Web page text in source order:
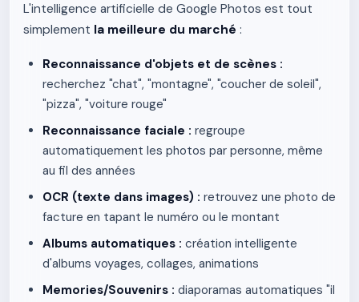
L'intelligence artificielle de Google Photos est tout
simplement la meilleure du marché :
Reconnaissance d'objets et de scènes :
recherchez "chat", "montagne", "coucher de soleil",
"pizza", "voiture rouge"
Reconnaissance faciale : regroupe
automatiquement les photos par personne, même
au fil des années
OCR (texte dans images) : retrouvez une photo de
facture en tapant le numéro ou le montant
Albums automatiques : création intelligente
d'albums voyages, collages, animations
Memories/Souvenirs : diaporamas automatiques "il